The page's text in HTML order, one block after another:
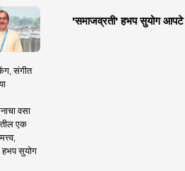
'समाजव्रती' हभप सुयोग आपटे
संगीत
वसा
एक
हभप सुयोग